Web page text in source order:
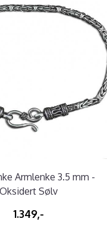
Armlenke 3.5 mm -
Oksidert Sølv
1.349,-